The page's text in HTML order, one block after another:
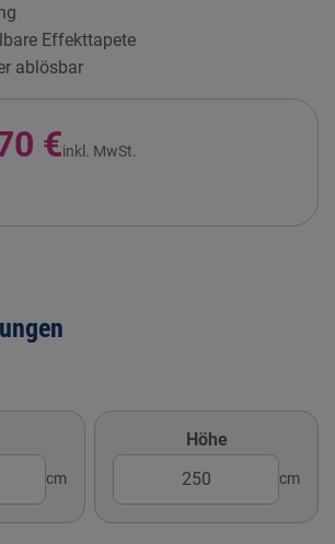
Effekttapete
ablösbar
€inkl. MwSt.
cm
Höhe
cm